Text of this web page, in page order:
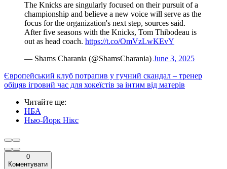
The Knicks are singularly focused on their pursuit of a
championship and believe a new voice will serve as the
focus for the organization's next step, sources said.
After five seasons with the Knicks, Tom Thibodeau is
out as head coach. https://t.co/OmVzLwKEvY
— Shams Charania (@ShamsCharania) June 3, 2025
Європейський клуб потрапив у гучний скандал – тренер
обіцяв ігровий час для хокеїстів за інтим від матерів
Читайте ще:
НБА
Нью-Йорк Нікс
0
Коментувати